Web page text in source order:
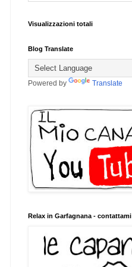
Visualizzazioni totali
Blog Translate
Powered by Translate
Relax in Garfagnana - contattami